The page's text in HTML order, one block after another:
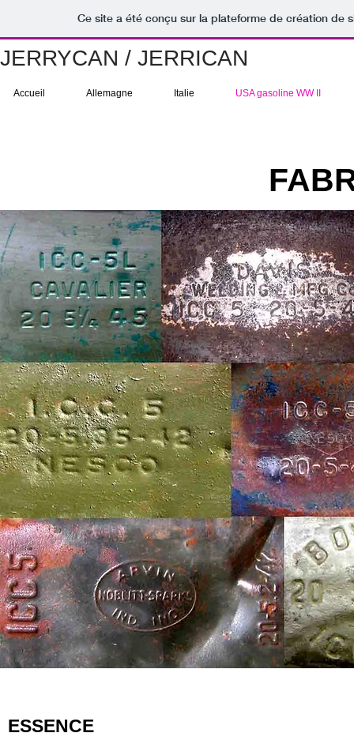
Ce site a été conçu sur la plateforme de création de
JERRYCAN / JERRICAN
Accueil Allemagne Italie USA gasoline WW II
ESSENCE